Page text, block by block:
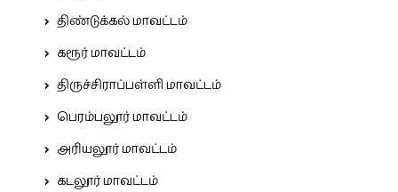
திண்டுக்கல் மாவட்டம்
கரூர் மாவட்டம்
திருச்சிராப்பள்ளி மாவட்டம்
பெரம்பலூர் மாவட்டம்
அரியலூர் மாவட்டம்
கடலூர் மாவட்டம்